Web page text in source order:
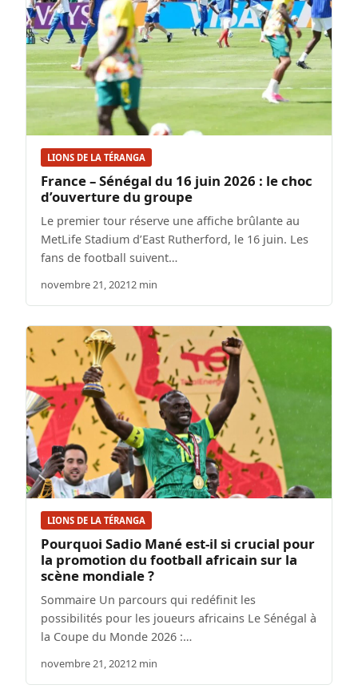
LIONS DE LA TÉRANGA
France – Sénégal du 16 juin 2026 : le choc
d’ouverture du groupe
Le premier tour réserve une affiche brûlante au
MetLife Stadium d’East Rutherford, le 16 juin. Les
fans de football suivent…
novembre 21, 20212 min
LIONS DE LA TÉRANGA
Pourquoi Sadio Mané est-il si crucial pour
la promotion du football africain sur la
scène mondiale ?
Sommaire Un parcours qui redéfinit les
possibilités pour les joueurs africains Le Sénégal à
la Coupe du Monde 2026 :…
novembre 21, 20212 min